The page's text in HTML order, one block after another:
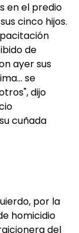
en el predio
cinco hijos.
de
ayer sus
se
dijo
cuñada
por la
homicidio
del